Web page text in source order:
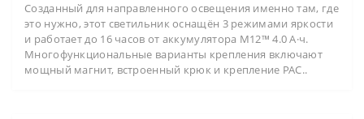
Созданный для направленного освещения именно там, где
это нужно, этот светильник оснащён 3 режимами яркости
и работает до 16 часов от аккумулятора M12™ 4.0 А·ч.
Многофункциональные варианты крепления включают
мощный магнит, встроенный крюк и крепление PAC..